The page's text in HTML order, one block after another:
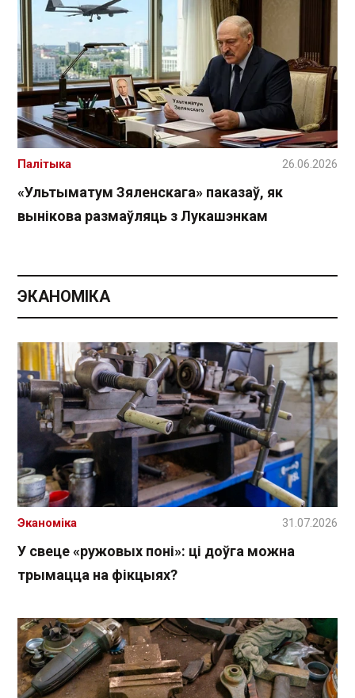
«Ультыматум Зяленскага» паказаў, як
вынікова размаўляць з Лукашэнкам
Палітыка 26.06.2026
ЭКАНОМІКА
У свеце «ружовых поні»: ці доўга можна
трымацца на фікцыях?
Эканоміка 31.07.2026